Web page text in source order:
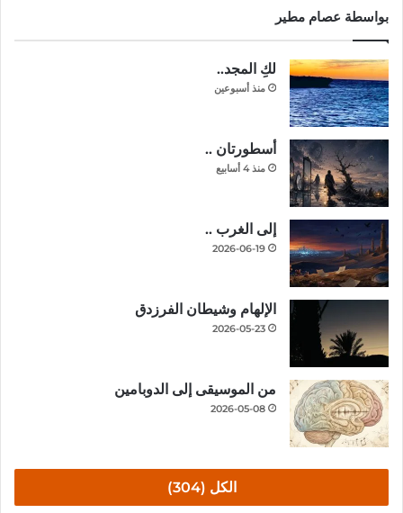
بواسطة عصام مطير
لكِ المجد..
منذ أسبوعين
أسطورتان ..
منذ 4 أسابيع
إلى الغرب ..
2026-06-19
الإلهام وشيطان الفرزدق
2026-05-23
من الموسيقى إلى الدوبامين
2026-05-08
الكل (304)